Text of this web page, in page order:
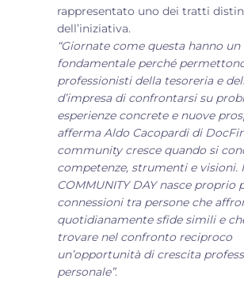
rappresentato uno dei tratti
dell’iniziativa.
“Giornate come questa hanno un
fondamentale perché
professionisti della tesoreria e
d’impresa di confrontarsi su
esperienze concrete e nuove
afferma Aldo Cacopardi di
community cresce quando si
competenze, strumenti e visioni.
COMMUNITY DAY nasce proprio
connessioni tra persone che
quotidianamente sfide simili e
trovare nel confronto reciproco
un’opportunità di crescita
personale”.